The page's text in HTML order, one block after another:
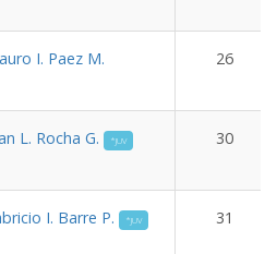
I. Paez M. 26
L. Rocha G. *JUV 30
I. Barre P. *JUV 31